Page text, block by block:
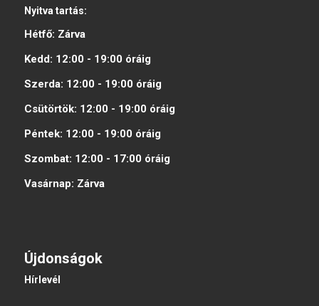
Nyitva tartás:
Hétfő: Zárva
Kedd: 12:00 - 19:00 óráig
Szerda: 12:00 - 19:00 óráig
Csütörtök: 12:00 - 19:00 óráig
Péntek: 12:00 - 19:00 óráig
Szombat: 12:00 - 17:00 óráig
Vasárnap: Zárva
Újdonságok
Hírlevél